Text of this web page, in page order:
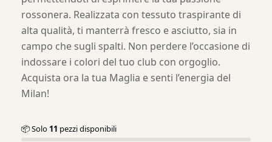
rossonera. Realizzata con tessuto traspirante di
alta qualità, ti manterrà fresco e asciutto, sia in
campo che sugli spalti. Non perdere l’occasione di
indossare i colori del tuo club con orgoglio.
Acquista ora la tua Maglia e senti l’energia del
Milan!
📦 Solo 11 pezzi disponibili